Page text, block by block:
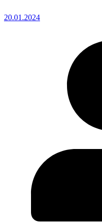
20.01.2024